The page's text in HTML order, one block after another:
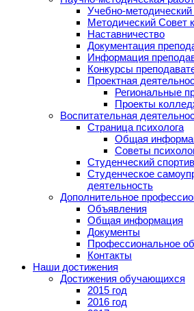
Учебно-методический
Методический Совет
Наставничество
Документация
Информация
Конкурсы
Проектная
Региональные
Проекты
Воспитательная
Страница психолога
Общая
Советы
Студенческий
Студенческое
деятельность
Дополнительное
Объявления
Общая информация
Документы
Профессиональное
Контакты
Наши достижения
Достижения обучающихся
2015 год
2016 год